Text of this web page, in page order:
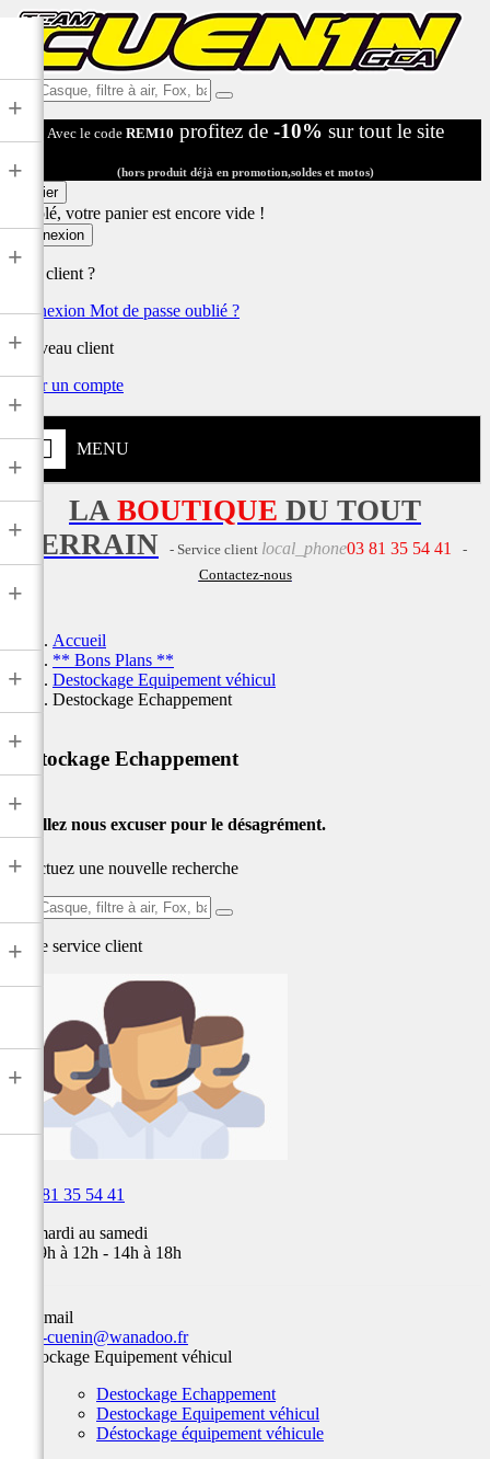
Ex:
Casque,
filtre
air,
Fox,
...
Avec le code REM10 profitez de -10% sur tout le site
(hors produit déjà en promotion,soldes et motos)
Panier
Désolé, votre panier est encore vide !
Connexion
Déjà client ?
Connexion Mot de passe oublié ?
Nouveau client
Créer un compte
MENU
+
+
+
+
+
+
+
+
+
+
+
+
+
+
LA BOUTIQUE DU TOUT
TERRAIN
- Service client local_phone03 81 35 54 41
-
Contactez-nous
Accueil
** Bons Plans **
Destockage Equipement véhicul
Destockage Echappement
Destockage Echappement
Veuillez nous excuser pour le désagrément.
Effectuez une nouvelle recherche
Ex:
batterie
Notre service client
03 81 35 54 41
Du mardi au samedi
de 09h à 12h - 14h à 18h
Par email
team-cuenin@wanadoo.fr
Destockage Equipement véhicul
Destockage Echappement
Destockage Equipement véhicul
Déstockage équipement véhicule